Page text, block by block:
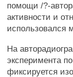
помощи /?-
активности и
использовался
На
эксперимента
фиксируется